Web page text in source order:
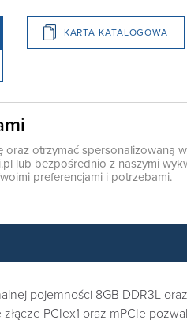
KARTA KATALOGOWA
otrzymać spersonalizowaną
lub bezpośrednio z naszymi
preferencjami i potrzebami.
pojemności 8GB DDR3L
PCIex1 oraz mPCIe